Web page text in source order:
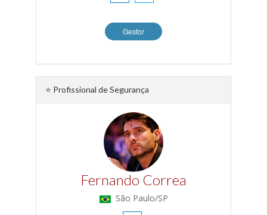
Gestor
⭐ Profissional de Segurança
Fernando Correa
São Paulo/SP